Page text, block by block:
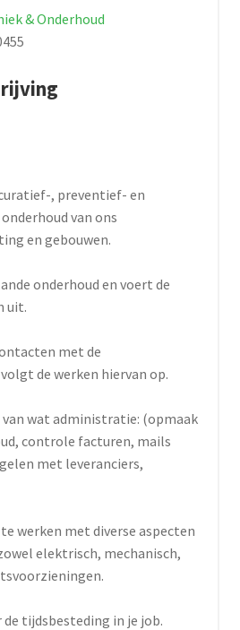
& Onderhoud
, preventief- en
van ons
en gebouwen.
onderhoud en voert de
uit.
met de
de werken hiervan op.
wat administratie: (opmaak
controle facturen, mails
met leveranciers,
werken met diverse aspecten
elektrisch, mechanisch,
tijdsbesteding in je job.